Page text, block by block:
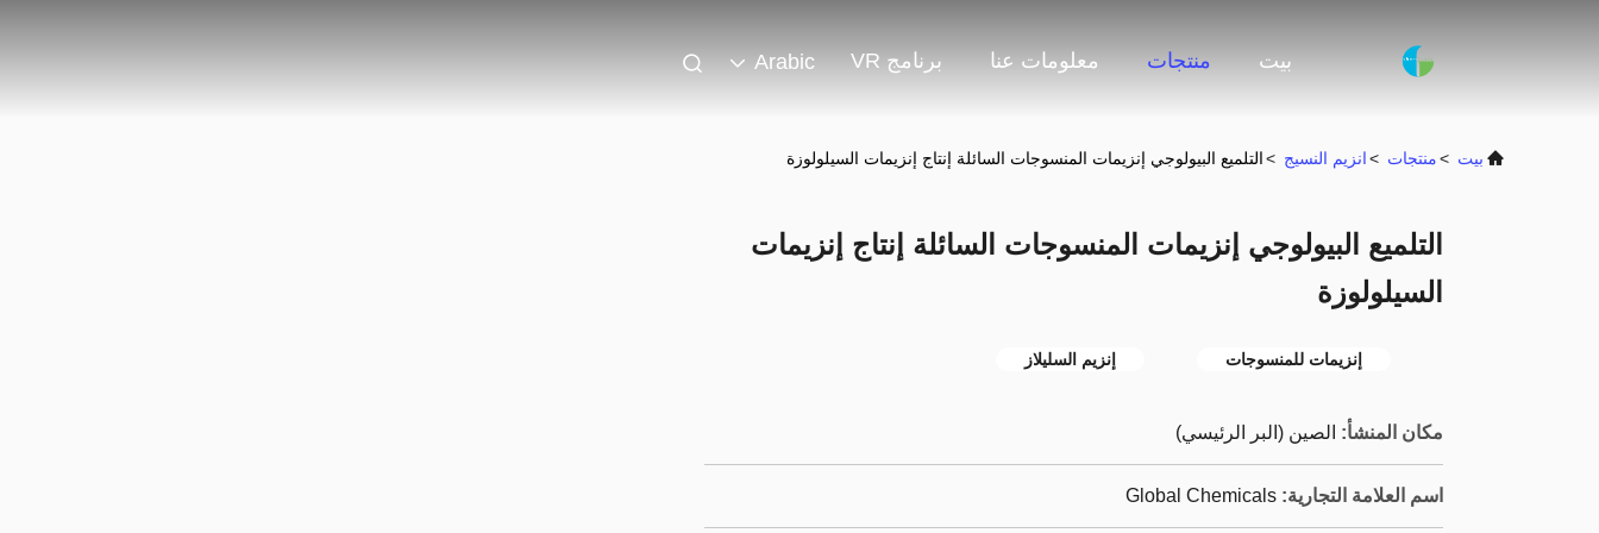
بيت منتجات معلومات عنا برنامج VR Arabic
بيت >منتجات >انزيم النسيج >التلميع البيولوجي إنزيمات المنسوجات السائلة إنتاج إنزيمات السيلولوزة
التلميع البيولوجي إنزيمات المنسوجات السائلة إنتاج إنزيمات
السيلولوزة
إنزيمات للمنسوجات إنزيم السليلاز
مكان المنشأ: الصين (البر الرئيسي)
اسم العلامة التجارية: Global Chemicals